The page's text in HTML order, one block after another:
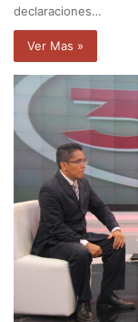
declaraciones…
Ver Mas »